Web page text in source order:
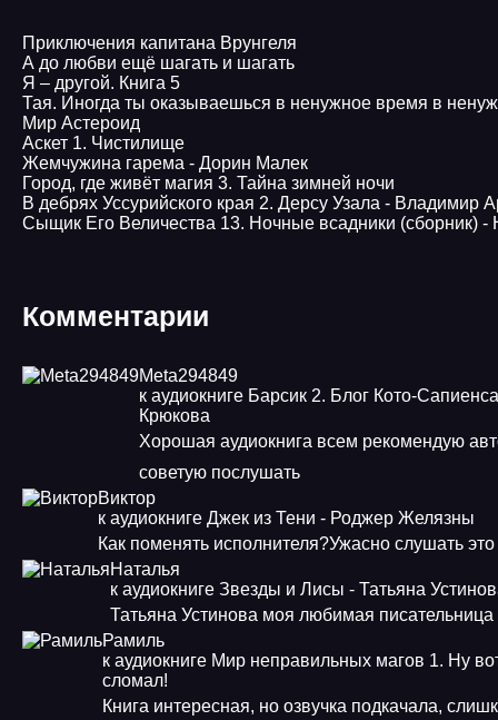
Приключения капитана Врунгеля
А до любви ещё шагать и шагать
Я – другой. Книга 5
Тая. Иногда ты оказываешься в ненужное время в
Мир Астероид
Аскет 1. Чистилище
Жемчужина гарема - Дорин Малек
Город, где живёт магия 3. Тайна зимней ночи
В дебрях Уссурийского края 2. Дерсу Узала - Владимир
Сыщик Его Величества 13. Ночные всадники (сборник) -
Комментарии
Meta294849
к аудиокниге Барсик 2. Блог Кото-
Крюкова
Хорошая аудиокнига всем рекомендую
советую послушать
Виктор
к аудиокниге Джек из Тени - Роджер Желязны
Как поменять исполнителя?Ужасно слушать
Наталья
к аудиокниге Звезды и Лисы - Татьяна
Татьяна Устинова моя любимая писательница
Рамиль
к аудиокниге Мир неправильных магов 1. Ну
сломал!
Книга интересная, но озвучка подкачала,